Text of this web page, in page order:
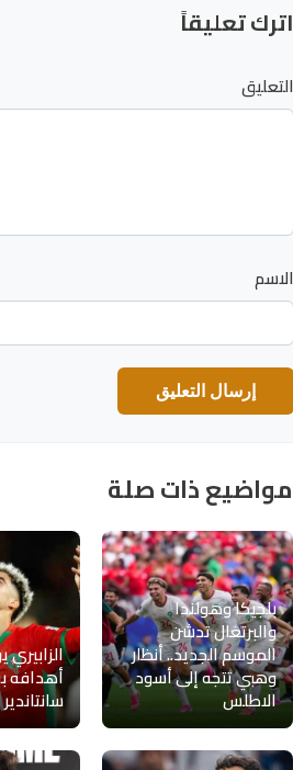
اترك تعليقاً
التعليق
الاسم
مواضيع ذات صلة
بلجيكا وهولندا
والبرتغال تدشن
الموسم الجديد.. أنظار
وهبي تتجه إلى أسود
الاطلس
أهدافه
سانتاندير